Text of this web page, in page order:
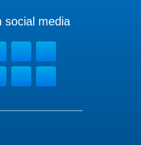
social media